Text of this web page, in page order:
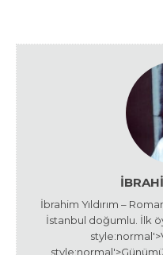
İbrahim Yıldırım –
İstanbul doğumlu. İlk